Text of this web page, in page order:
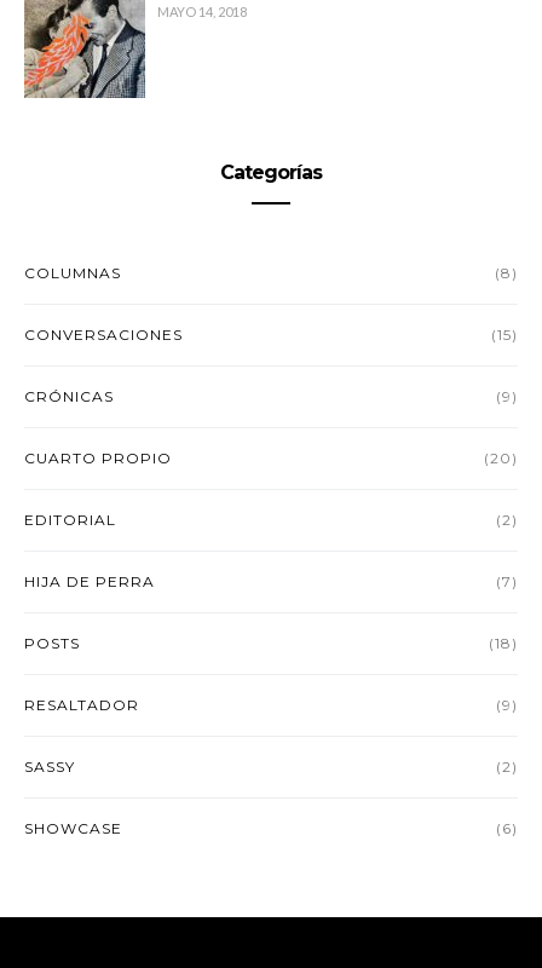
MAYO 14, 2018
Categorías
COLUMNAS (8)
CONVERSACIONES (15)
CRÓNICAS (9)
CUARTO PROPIO (20)
EDITORIAL (2)
HIJA DE PERRA (7)
POSTS (18)
RESALTADOR (9)
SASSY (2)
SHOWCASE (6)